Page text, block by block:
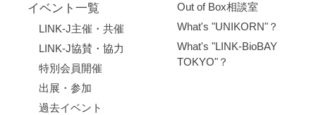
イベント一覧
LINK-J主催・共催
LINK-J協賛・協力
特別会員開催
出展・参加
過去イベント
Out of Box相談室
What's "UNIKORN"？
What's "LINK-BioBAY
TOKYO"？